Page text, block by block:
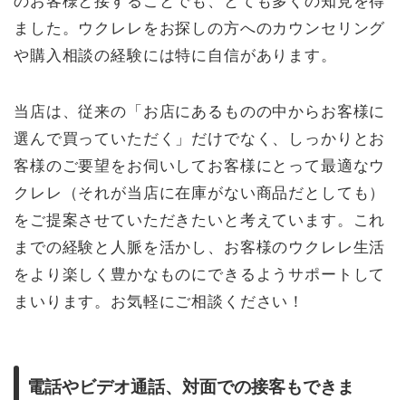
ました。ウクレレをお探しの方へのカウンセリング
や購入相談の経験には特に自信があります。
当店は、従来の「お店にあるものの中からお客様に
選んで買っていただく」だけでなく、しっかりとお
客様のご要望をお伺いしてお客様にとって最適なウ
クレレ（それが当店に在庫がない商品だとしても）
をご提案させていただきたいと考えています。これ
までの経験と人脈を活かし、お客様のウクレレ生活
をより楽しく豊かなものにできるようサポートして
まいります。お気軽にご相談ください！
電話やビデオ通話、対面での接客もできま